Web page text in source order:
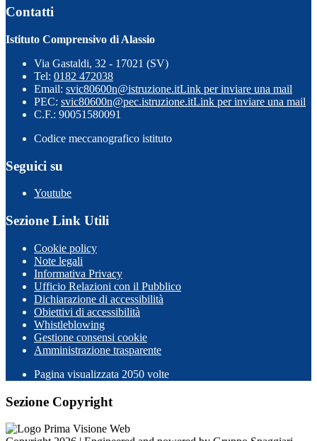
Contatti
Istituto Comprensivo di Alassio
Via Gastaldi, 32 - 17021 (SV)
Tel: 0182 472038
Email: svic80600n@istruzione.itLink per inviare una mail
PEC: svic80600n@pec.istruzione.itLink per inviare una mail
C.F.: 90051580091
Codice meccanografico istituto
Seguici su
Youtube
Sezione Link Utili
Cookie policy
Note legali
Informativa Privacy
Ufficio Relazioni con il Pubblico
Dichiarazione di accessibilità
Obiettivi di accessibilità
Whistleblowing
Gestione consensi cookie
Amministrazione trasparente
Pagina visualizzata 2050 volte
Sezione Copyright